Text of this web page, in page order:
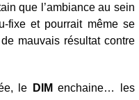
que l’ambiance au sein
fixe et pourrait même se
mauvais résultat contre
le DIM enchaine… les